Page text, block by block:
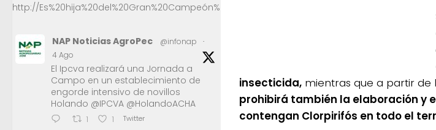
insecticida, mientras que a partir
prohibirá también la elaboración y
contengan Clorpirifós en todo el
http://Es%20hija%20del%20Gran%20Campeón%20Macho%20de%20la%20Raza%20Limangus,
NAP Noticias AgroPec @infonap
·
4 Ago
El Ipcva realizará una Jornada a
Campo en un establecimiento de
engorde intensivo de novillos
Holando @IPCVA @HolandoACHA
1 1 Twitter